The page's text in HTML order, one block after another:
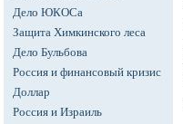
Дело ЮКОСа
Защита Химкинского леса
Дело Бульбова
Россия и финансовый кризис
Доллар
Россия и Израиль